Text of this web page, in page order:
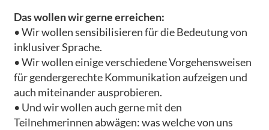
Das wollen wir gerne erreichen:
• Wir wollen sensibilisieren für die Bedeutung von
inklusiver Sprache.
• Wir wollen einige verschiedene Vorgehensweisen
für gendergerechte Kommunikation aufzeigen und
auch miteinander ausprobieren.
• Und wir wollen auch gerne mit den
Teilnehmerinnen abwägen: was welche von uns